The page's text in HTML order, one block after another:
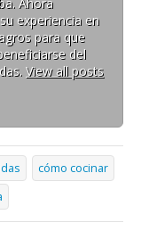
experiencia en
para que
del
View all posts
cómo cocinar